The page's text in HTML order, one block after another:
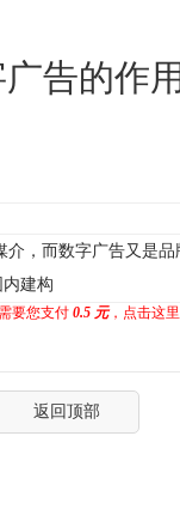
告的作
而数字广告又是品
建构
要您支付 0.5 元，点击这
返回顶部